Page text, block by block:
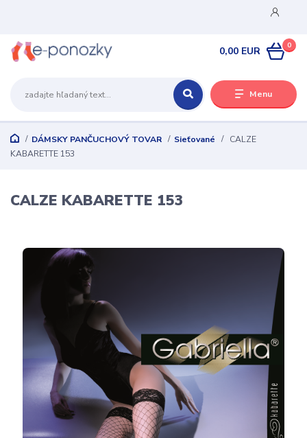
Menu
0
0,00 EUR
DÁMSKY PANČUCHOVÝ TOVAR Sieťované
CALZE
KABARETTE 153
CALZE KABARETTE 153